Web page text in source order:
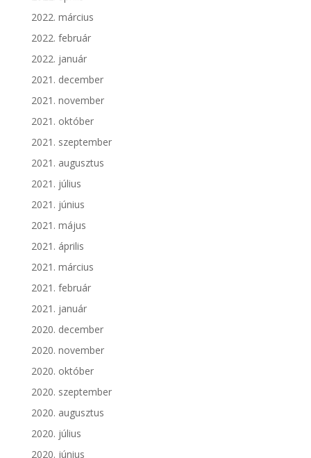
2022. március
2022. február
2022. január
2021. december
2021. november
2021. október
2021. szeptember
2021. augusztus
2021. július
2021. június
2021. május
2021. április
2021. március
2021. február
2021. január
2020. december
2020. november
2020. október
2020. szeptember
2020. augusztus
2020. július
2020. június